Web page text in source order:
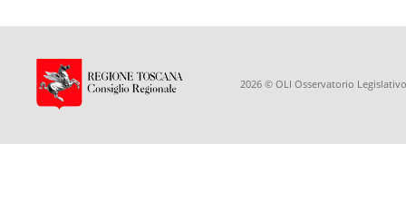
2026 © OLI Osservatorio